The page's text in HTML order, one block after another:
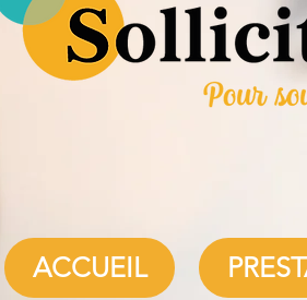
Service
Tous les posts
ACCUEIL